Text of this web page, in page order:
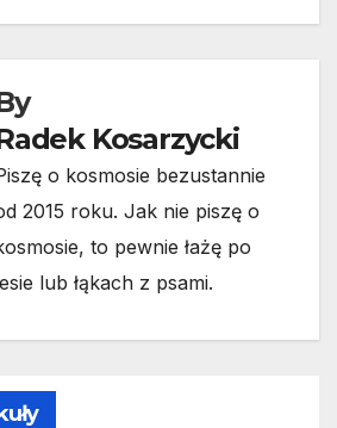
Kosarzycki
o kosmosie bezustannie
2015 roku. Jak nie piszę o
to pewnie łażę po
lub łąkach z psami.